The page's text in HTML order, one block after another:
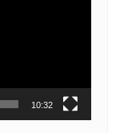
10:32